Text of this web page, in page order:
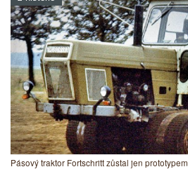
Pásový traktor Fortschritt zůstal jen prototypem